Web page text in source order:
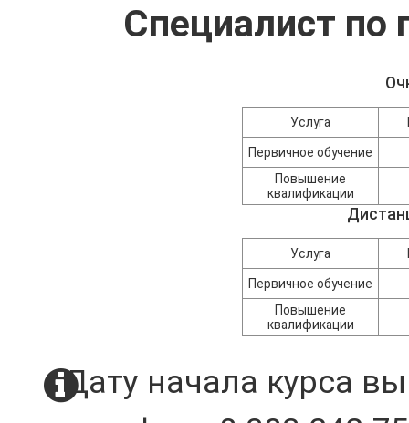
Специалист по
Услуга
Первичное обучение
Повышение
квалификации
Услуга
Первичное обучение
Повышение
квалификации
Дату начала курса